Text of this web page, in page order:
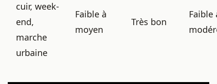
cuir, week-
end,
marche
urbaine
Faible à
moyen
Très bon
Faible